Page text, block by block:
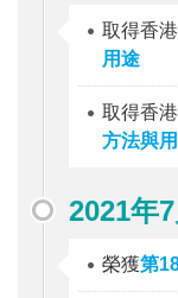
取得香
用途
取得香
方法與
2021年7
榮獲第